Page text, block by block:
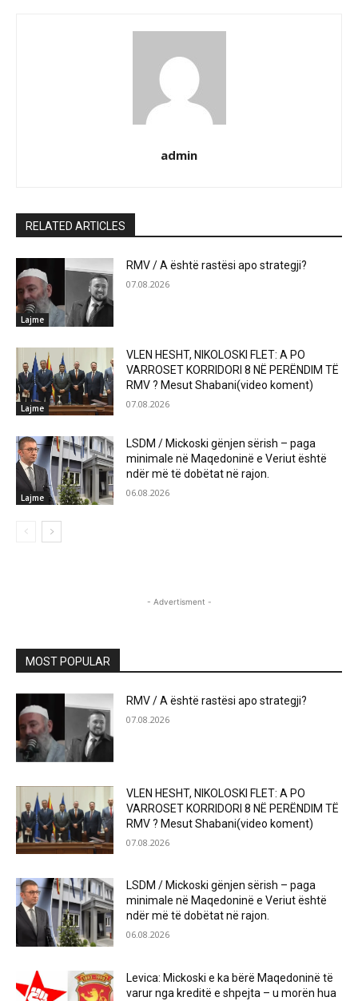
admin
RELATED ARTICLES
Lajme
RMV / A është rastësi apo strategji?
07.08.2026
Lajme
VLEN HESHT, NIKOLOSKI FLET: A PO
VARROSET KORRIDORI 8 NË PERËNDIM TË
RMV ? Mesut Shabani(video koment)
07.08.2026
Lajme
LSDM / Mickoski gënjen sërish – paga
minimale në Maqedoninë e Veriut është
ndër më të dobëtat në rajon.
06.08.2026
- Advertisment -
MOST POPULAR
RMV / A është rastësi apo strategji?
07.08.2026
VLEN HESHT, NIKOLOSKI FLET: A PO
VARROSET KORRIDORI 8 NË PERËNDIM TË
RMV ? Mesut Shabani(video koment)
07.08.2026
LSDM / Mickoski gënjen sërish – paga
minimale në Maqedoninë e Veriut është
ndër më të dobëtat në rajon.
06.08.2026
Levica: Mickoski e ka bërë Maqedoninë të
varur nga kreditë e shpejta – u morën hua